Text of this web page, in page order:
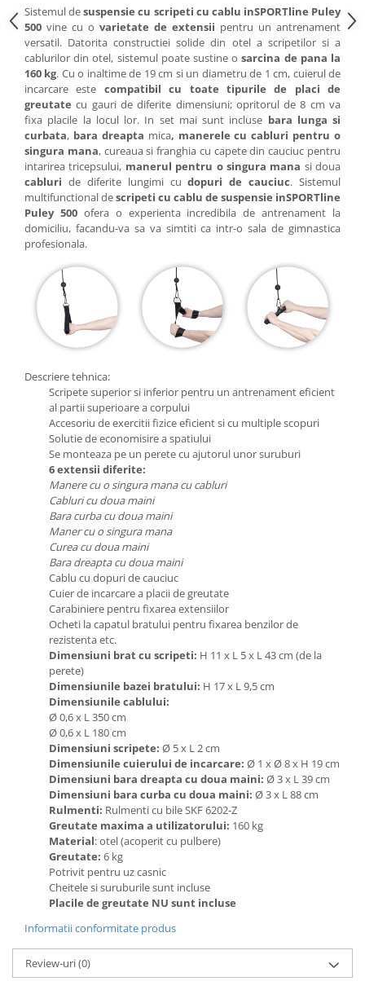
Biciclete cu roti 27 inch
Triciclete copii si adulti
Trotinete copii si adulti
Biciclete fara pedale
Masinute fara pedale
Karturi si masinute cu pedale
Role copii si adulti
Masinute si motociclete electrice
Marsupii
Premergatoare
Scaune de biciclete copii
Baita, Igiena, Siguranta
Lenjerie mamici
Olite
Seturi de hranire
Joaca si sport exterior
Trambuline
Centre de joaca exterior
Patine de gheata
Patine gheata reglabile
Patine gheata fixe
Corturi si casute copii
Baschet
SANIUTE
Mese de Tenis
Articole de plaja
Jucarii pentru copii
Aparate fitness
Benzi de Alergare
Biciclete Fitness
Steppere Fitness
Aparate Fitness Multifunctionale
Biciclete Eliptice
Aparate Fitness de Vaslit
Banci forta multifunctionale
Aparate Vibromasaj si accesorii
masaj
Box
Bare - Discuri - Greutati
Sistemul desuspensie cu scripeti cu cablu inSPORTline Puley
500 vine cu o varietate de extensii pentru un antrenament
versatil. Datorita constructiei solide din otel a scripetilor si a
cablurilor din otel, sistemul poate sustine osarcina de pana la
160 kg. Cu o inaltime de 19 cm si un diametru de 1 cm, cuierul de
incarcare este compatibil cu toate tipurile de placi de
greutate cu gauri de diferite dimensiuni; opritorul de 8 cm va
fixa placile la locul lor. In set mai sunt incluse bara lunga si
curbata, bara dreapta mica, manerele cu cabluri pentru o
singura mana, cureaua si franghia cu capete din cauciuc pentru
intarirea tricepsului, manerul pentru o singura mana si doua
cabluri de diferite lungimi cudopuri de cauciuc. Sistemul
multifunctional descripeti cu cablu de suspensie inSPORTline
Puley 500ofera o experienta incredibila de antrenament la
domiciliu, facandu-va sa va simtiti ca intr-o sala de gimnastica
profesionala.
Descriere tehnica:
Scripete superior si inferior pentru un antrenament eficient
al partii superioare a corpului
Accesoriu de exercitii fizice eficient si cu multiple scopuri
Solutie de economisire a spatiului
Se monteaza pe un perete cu ajutorul unor suruburi
6 extensii diferite:
Manere cu o singura mana cu cabluri
Cabluri cu doua maini
Bara curba cu doua maini
Maner cu o singura mana
Curea cu doua maini
Bara dreapta cu doua maini
Cablu cu dopuri de cauciuc
Cuier de incarcare a placii de greutate
Carabiniere pentru fixarea extensiilor
Ocheti la capatul bratului pentru fixarea benzilor de
rezistenta etc.
Dimensiuni brat cu scripeti: H 11 x L 5 x L 43 cm (de la
perete)
Dimensiunile bazei bratului: H 17 x L 9,5 cm
Dimensiunile cablului:
Ø 0,6 x L 350 cm
Ø 0,6 x L 180 cm
Dimensiuni scripete: Ø 5 x L 2 cm
Dimensiunile cuierului de incarcare: Ø 1 x Ø 8 x H 19 cm
Dimensiuni bara dreapta cu doua maini: Ø 3 x L 39 cm
Dimensiuni bara curba cu doua maini: Ø 3 x L 88 cm
Rulmenti: Rulmenti cu bile SKF 6202-Z
Greutate maxima a utilizatorului: 160 kg
Material: otel (acoperit cu pulbere)
Greutate: 6 kg
Potrivit pentru uz casnic
Cheitele si suruburile sunt incluse
Placile de greutate NU sunt incluse
Informatii conformitate produs
Review-uri(0)